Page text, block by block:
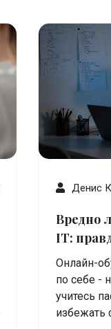
Денис
Вредно
IT:
Онлайн-
по себе -
учитесь
избежать